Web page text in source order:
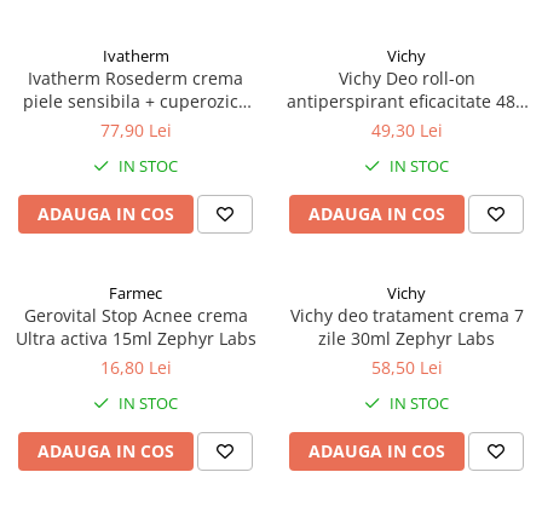
Ivatherm
Ivatherm Rosederm crema
piele sensibila + cuperozica
SPF30 40ml Zephyr Labs
77,90 Lei
IN STOC
ADAUGA IN COS
Vichy
Vichy Deo roll-on
antiperspirant eficacitate 48h
cu parfum 50ml Zephyr Labs
49,30 Lei
IN STOC
ADAUGA IN COS
Farmec
Gerovital Stop Acnee crema
Ultra activa 15ml Zephyr Labs
16,80 Lei
IN STOC
ADAUGA IN COS
Vichy
Vichy deo tratament crema 7
zile 30ml Zephyr Labs
58,50 Lei
IN STOC
ADAUGA IN COS